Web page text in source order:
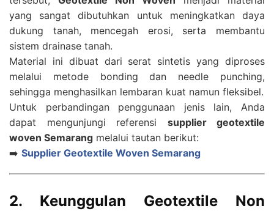
yang sangat dibutuhkan untuk meningkatkan daya
dukung tanah, mencegah erosi, serta membantu
sistem drainase tanah.
Material ini dibuat dari serat sintetis yang diproses
melalui metode bonding dan needle punching,
sehingga menghasilkan lembaran kuat namun fleksibel.
Untuk perbandingan penggunaan jenis lain, Anda
dapat mengunjungi referensi supplier geotextile
woven Semarang melalui tautan berikut:
➡️ Supplier Geotextile Woven Semarang
2. Keunggulan Geotextile Non